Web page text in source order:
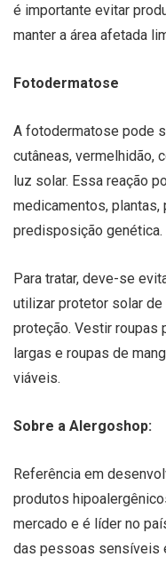
é importante evitar
manter a área afetada
Fotodermatose
A fotodermatose pode
cutâneas, vermelhidão,
luz solar. Essa reação
medicamentos,
predisposição genética.
Para tratar, deve-se
utilizar protetor solar
proteção. Vestir roupas
largas e roupas de
viáveis.
Sobre a Alergoshop:
Referência em
produtos
mercado e é líder no
das pessoas sensíveis